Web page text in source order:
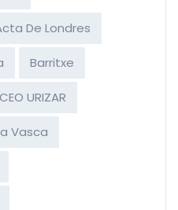
De Londres
Barritxe
CEO URIZAR
Vasca